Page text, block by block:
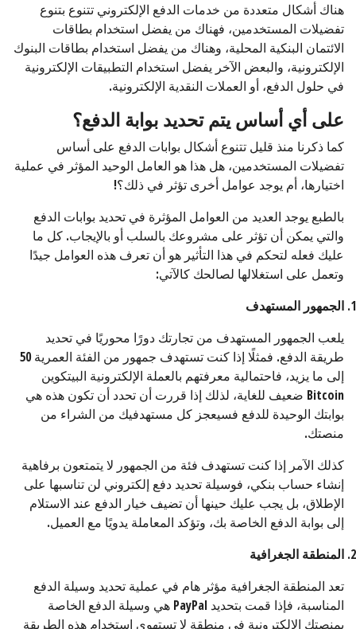
هناك أشكال متعددة من خدمات الدفع الإلكتروني تتنوع بتنوع
تفضيلات المستخدمين، فهناك من يفضل استخدام بطاقات
الائتمان البنكية المحلية، وهناك من يفضل استخدام بطاقات البنوك
الإلكترونية، والبعض الآخر يفضل استخدام التطبيقات الإلكترونية
في حلول الدفع، أو العملات النقدية الإلكترونية.
على أي أساس يتم تحديد بوابة الدفع؟
كما ذكرنا منذ قليل تتنوع أشكال بوابات الدفع على أساس
تفضيلات المستخدمين، هل هذا هو العامل الوحيد المؤثر في عملية
اختيارها، أم يوجد عوامل أخرى تؤثر في ذلك؟!
بالطبع يوجد العديد من العوامل المؤثرة في تحديد بوابات الدفع
والتي يمكن أن تؤثر على مشروعك بالسلب أو بالإيجاب. كل ما
عليك فعله لتحكم في هذا التأثير هو أن تعرف هذه العوامل جيدًا
وتعمل على استغلالها لصالحك كالآتي:
الجمهور المستهدف
يلعب الجمهور المستهدف من تجارتك دورًا محوريًا في تحديد
طريقة الدفع. فمثلًا إذا كنت تستهدف جمهور من الفئة العمرية 50
إلى ما يزيد، فاحتمالية معرفتهم بالعملة الإلكترونية البيتكوين
Bitcoin ضعيف للغاية، لذلك إذا قررت أن تحدد أن تكون هذه هي
بوابتك الوحيدة للدفع فسيعجز كل مستهدفيك من الشراء من
منصتك.
كذلك الآمر إذا كنت تستهدف فئة من الجمهور لا يتمتعون برفاهية
إنشاء حساب بنكي، فوسيلة تحديد دفع إلكتروني لن تناسبها على
الإطلاق، بل يجب عليك حينها أن تضيف خيار الدفع عند الاستلام
إلى بوابة الدفع الخاصة بك، وتؤكد المعاملة يدويًا مع العميل.
المنطقة الجغرافية
تعد المنطقة الجغرافية مؤثر هام في عملية تحديد وسيلة الدفع
المناسبة، فإذا قمت بتحديد PayPal هي وسيلة الدفع الخاصة
بمنصتك الإلكترونية في منطقة لا تستهوي استخدام هذه الطريقة